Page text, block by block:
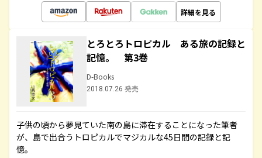
詳細を見る
とろとろトロピカル ある旅の記録と
記憶。 第3巻
D-Books
2018.07.26 発売
子供の頃から夢見ていた南の島に滞在することになった筆者
が、島で出合うトロピカルでマジカルな45日間の記録と記
憶。